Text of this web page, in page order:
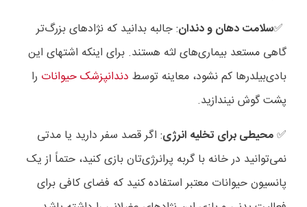
✅️سلامت دهان و دندان: جالبه بدانید که نژادهای بزرگ‌تر
گاهی مستعد بیماری‌های لثه هستند. برای اینکه اشتهای این
بادی‌بیلدرها کم نشود، معاینه توسط دندانپزشک حیوانات را
پشت گوش نیندازید.
✅️محیطی برای تخلیه انرژی: اگر قصد سفر دارید یا مدتی
نمی‌توانید در خانه با گربه پرانرژی‌تان بازی کنید، حتماً از یک
پانسیون حیوانات معتبر استفاده کنید که فضای کافی برای